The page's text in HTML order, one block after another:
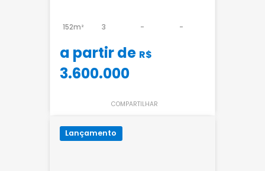
152m² 3 - -
a partir de R$
3.600.000
COMPARTILHAR
Lançamento